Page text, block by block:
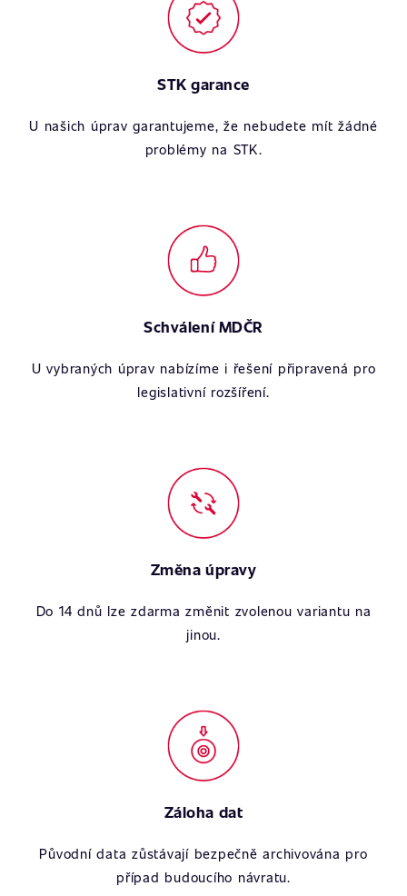
STK garance
U našich úprav garantujeme, že nebudete mít žádné
problémy na STK.
Schválení MDČR
U vybraných úprav nabízíme i řešení připravená pro
legislativní rozšíření.
Změna úpravy
Do 14 dnů lze zdarma změnit zvolenou variantu na
jinou.
Záloha dat
Původní data zůstávají bezpečně archivována pro
případ budoucího návratu.